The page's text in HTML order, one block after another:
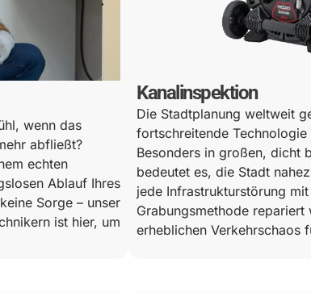
wenn das
abfließt?
echten
Ablauf Ihres
Sorge – unser
ist hier, um
Kanalinspektion
Die Stadtplanung weltweit
fortschreitende Technologie
Besonders in großen, dicht
bedeutet es, die Stadt
jede Infrastrukturstörung
Grabungsmethode repariert
erheblichen Verkehrschaos